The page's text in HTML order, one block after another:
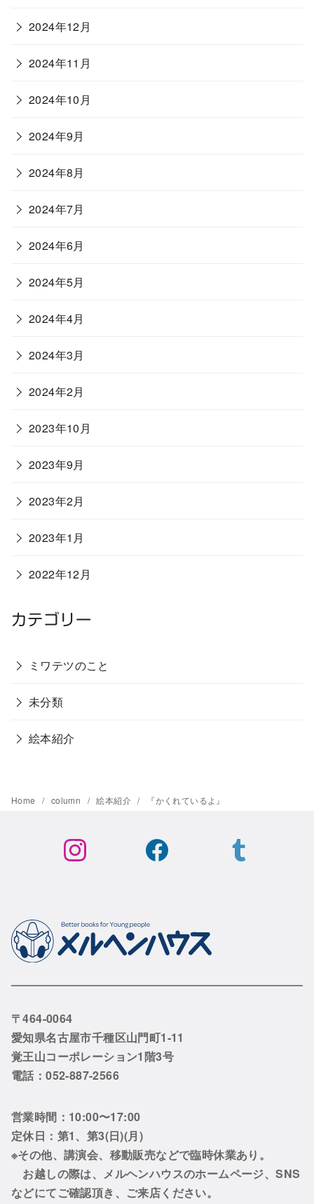
2024年12月
2024年11月
2024年10月
2024年9月
2024年8月
2024年7月
2024年6月
2024年5月
2024年4月
2024年3月
2024年2月
2023年10月
2023年9月
2023年2月
2023年1月
2022年12月
カテゴリー
ミワテツのこと
未分類
絵本紹介
Home column 絵本紹介 『かくれているよ』
〒464-0064
愛知県名古屋市千種区山門町1-11
覚王山コーポレーション1階3号
電話：052-887-2566
営業時間：10:00〜17:00
定休日：第1、第3(日)(月)
※その他、講演会、移動販売などで臨時休業あり。
お越しの際は、メルヘンハウスのホームページ、SNS
などにてご確認頂き、ご来店ください。